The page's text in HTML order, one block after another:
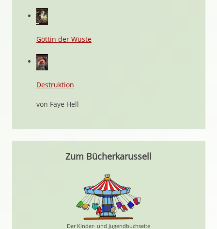
Göttin der Wüste
Destruktion
von Faye Hell
Zum Bücherkarussell
Der Kinder- und Jugendbuchseite